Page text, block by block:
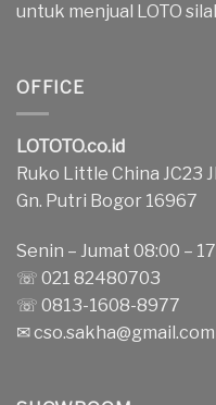
untuk menjual LOTO
OFFICE
LOTOTO.co.id
Ruko Little China JC23
Gn. Putri Bogor 16967
Senin – Jumat 08:00 –
☏ 021 82480703
☏ 0813-1608-8977
✉cso.sakha@gmail.com